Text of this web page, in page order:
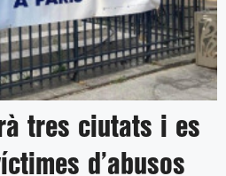
tres ciutats i es
d’abusos